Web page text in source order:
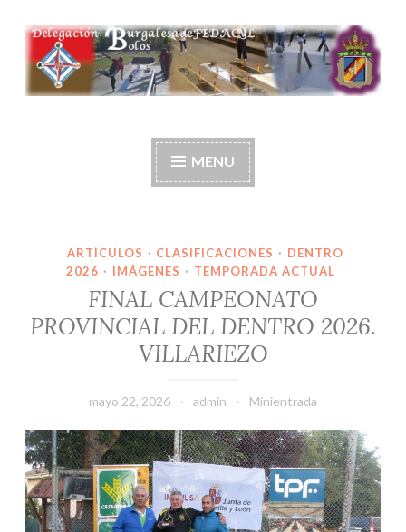
Ir
al
contenido
Delegación burgalesa
de fedacyl-bolos
MENU
ARTÍCULOS · CLASIFICACIONES · DENTRO
2026 · IMÁGENES · TEMPORADA ACTUAL
FINAL CAMPEONATO
PROVINCIAL DEL DENTRO 2026.
VILLARIEZO
mayo 22, 2026 admin Minientrada